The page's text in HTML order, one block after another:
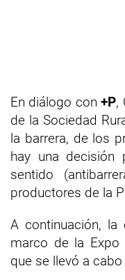
En diálogo con+P,
de la Sociedad
la barrera, de los
hay una decisión
sentido
productores de la
A continuación, la
marco de la Expo
que se llevó a